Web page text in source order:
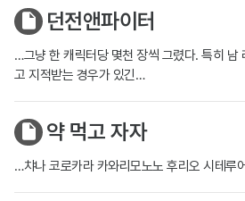
던전앤파이터
…그냥 한 캐릭터당 몇천 장씩 그렸다. 특히 남
고 지적받는 경우가 있긴…
약 먹고 자자
…챠나 코로카라 카와리모노노 후리오 시테